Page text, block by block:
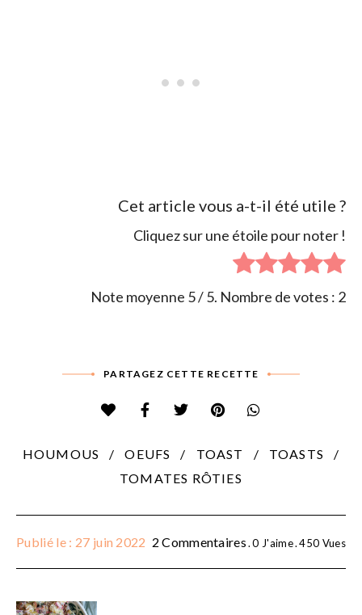
Cet article vous a-t-il été utile ?
Cliquez sur une étoile pour noter !
Note moyenne 5/ 5. Nombre de votes : 2
PARTAGEZ CETTE RECETTE
HOUMOUS OEUFS TOAST
TOASTS
TOMATES RÔTIES
Publié le : 27 juin 2022 2 Commentaires 0 J'aime 450 Vues